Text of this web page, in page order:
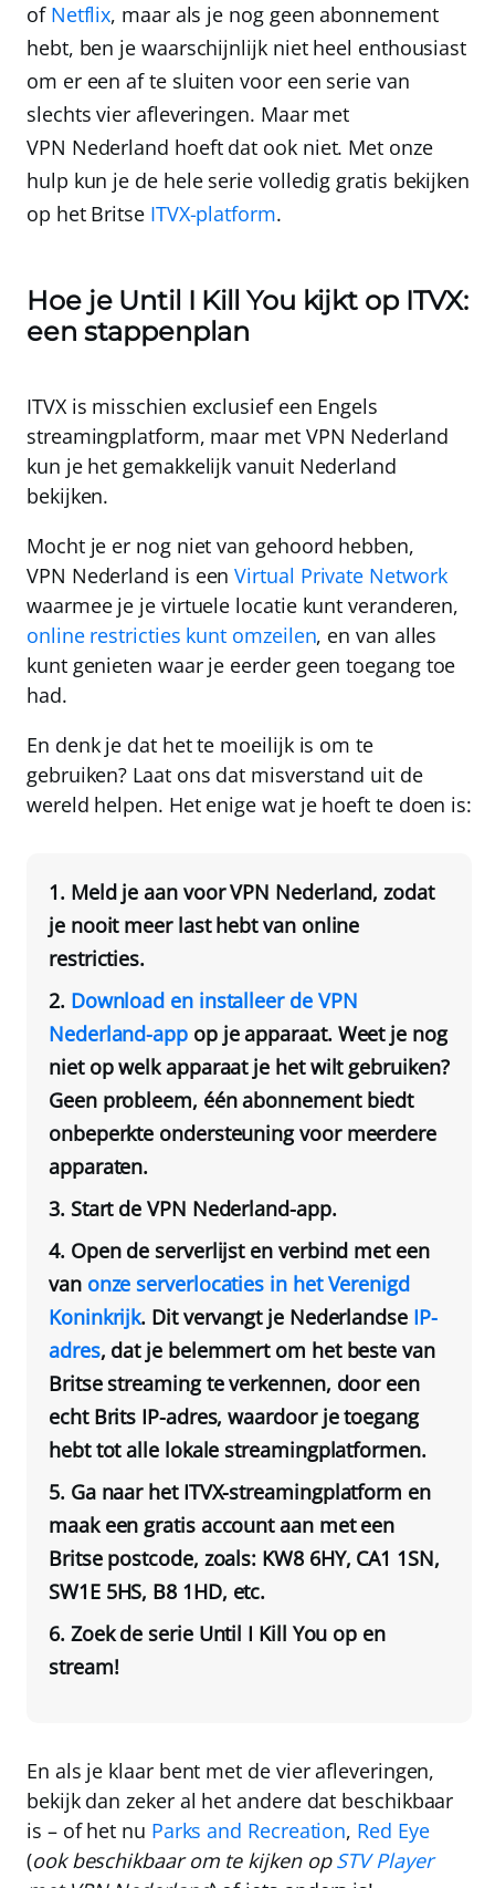
of Netflix, maar als je nog geen abonnement
hebt, ben je waarschijnlijk niet heel enthousiast
om er een af te sluiten voor een serie van
slechts vier afleveringen. Maar met
VPN Nederland hoeft dat ook niet. Met onze
hulp kun je de hele serie volledig gratis bekijken
op het Britse ITVX-platform.
Hoe je Until I Kill You kijkt op ITVX:
een stappenplan
ITVX is misschien exclusief een Engels
streamingplatform, maar met VPN Nederland
kun je het gemakkelijk vanuit Nederland
bekijken.
Mocht je er nog niet van gehoord hebben,
VPN Nederland is eenVirtual Private Network
waarmee je je virtuele locatie kunt veranderen,
online restricties kunt omzeilen, en van alles
kunt genieten waar je eerder geen toegang toe
had.
En denk je dat het te moeilijk is om te
gebruiken? Laat ons dat misverstand uit de
wereld helpen. Het enige wat je hoeft te doen is:
Meld je aan voorVPN Nederland, zodat
je nooit meer last hebt van online
restricties.
Download en installeer de VPN
Nederland-appop je apparaat. Weet je nog
niet op welk apparaat je het wilt gebruiken?
Geen probleem, één abonnement biedt
onbeperkte ondersteuning voor meerdere
apparaten.
Start deVPN Nederland-app.
Open de serverlijst en verbind met een
van onze serverlocaties in het Verenigd
Koninkrijk. Dit vervangt je Nederlandse IP-
adres, dat je belemmert om het beste van
Britse streaming te verkennen, door een
echt Brits IP-adres, waardoor je toegang
hebt tot alle lokale streamingplatformen.
Ga naar het ITVX-streamingplatform en
maak een gratis account aan met een
Britse postcode, zoals: KW8 6HY, CA1 1SN,
SW1E 5HS, B8 1HD, etc.
Zoek de serie Until I Kill You op en
stream!
En als je klaar bent met de vier afleveringen,
bekijk dan zeker al het andere dat beschikbaar
is – of het nu Parks and Recreation, Red Eye
(ook beschikbaar om te kijken opSTV Player